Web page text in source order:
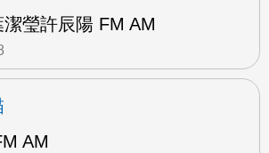
潔瑩許辰陽 FM AM
AM